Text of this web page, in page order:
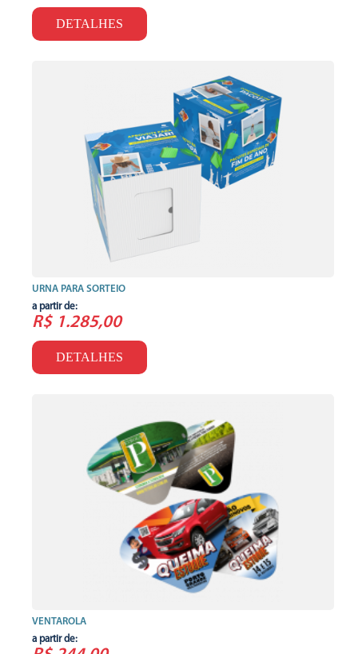
DETALHES
URNA PARA SORTEIO
a partir de:
R$ 1.285,00
DETALHES
VENTAROLA
a partir de: